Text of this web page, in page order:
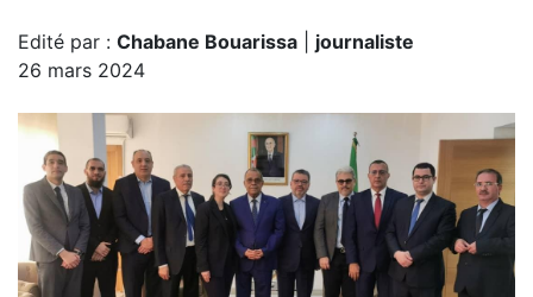
Edité par : Chabane Bouarissa
journaliste
26 mars 2024